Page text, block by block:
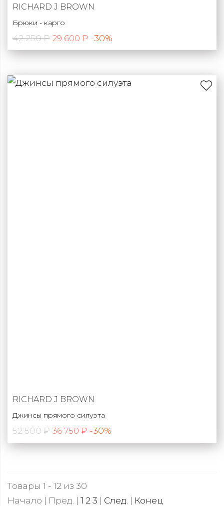
RICHARD J BROWN
Брюки - карго
42 250 ₽ 29 600 ₽ -30%
RICHARD J BROWN
Джинсы прямого силуэта
52 500 ₽ 36 750 ₽ -30%
Товары 1 - 12 из 30
Начало | Пред. | 1 2 3 | След. | Конец